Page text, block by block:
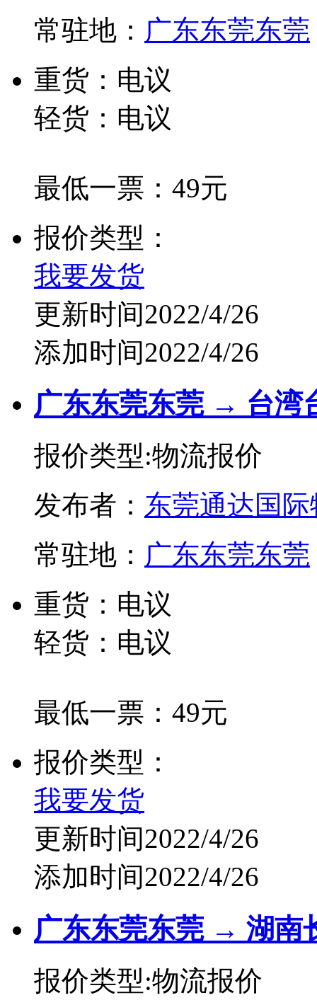
常驻地： 广东东莞东莞
重货：电议
轻货：电议
最低一票：49元
报价类型：
我要发货
更新时间2022/4/26
添加时间2022/4/26
广东东莞东莞 → 台湾
报价类型:物流报价
发布者： 东莞通达国
常驻地： 广东东莞东莞
重货：电议
轻货：电议
最低一票：49元
报价类型：
我要发货
更新时间2022/4/26
添加时间2022/4/26
广东东莞东莞 → 湖南
报价类型:物流报价